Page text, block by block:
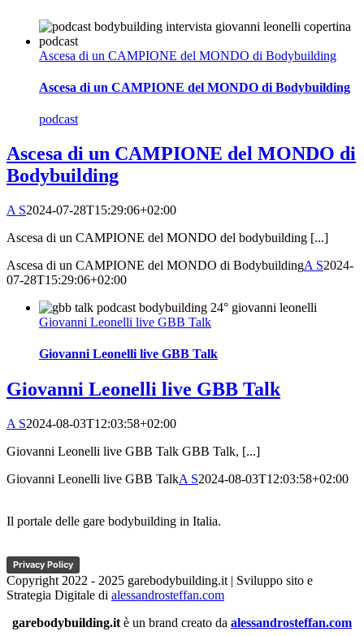
Ascesa di un CAMPIONE del MONDO di Bodybuilding
Ascesa di un CAMPIONE del MONDO di Bodybuilding
podcast
Ascesa di un CAMPIONE del MONDO di
Bodybuilding
A S2024-07-28T15:29:06+02:00
Ascesa di un CAMPIONE del MONDO del bodybuilding [...]
Ascesa di un CAMPIONE del MONDO di BodybuildingA S2024-
07-28T15:29:06+02:00
Giovanni Leonelli live GBB Talk
Giovanni Leonelli live GBB Talk
Giovanni Leonelli live GBB Talk
A S2024-08-03T12:03:58+02:00
Giovanni Leonelli live GBB Talk GBB Talk, [...]
Giovanni Leonelli live GBB TalkA S2024-08-03T12:03:58+02:00
Il portale delle gare bodybuilding in Italia.
Privacy Policy
Copyright 2022 - 2025 garebodybuilding.it | Sviluppo sito e
Strategia Digitale di alessandrosteffan.com
garebodybuilding.it è un brand creato da alessandrosteffan.com